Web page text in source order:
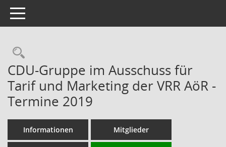
Toggle navigation
Rechercheauswahl
CDU-Gruppe im Ausschuss für
Tarif und Marketing der VRR AöR -
Termine 2019
Informationen Mitglieder